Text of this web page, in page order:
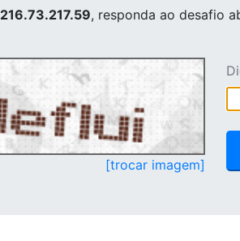
216.73.217.59, responda ao desafio
[trocar imagem]